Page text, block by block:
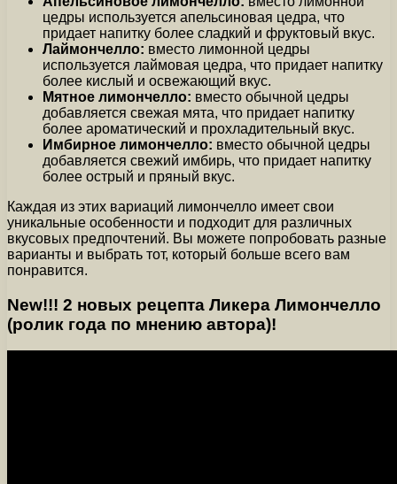
цедры используется апельсиновая цедра, что
придает напитку более сладкий и фруктовый вкус.
Лаймончелло: вместо лимонной цедры
используется лаймовая цедра, что придает напитку
более кислый и освежающий вкус.
Мятное лимончелло: вместо обычной цедры
добавляется свежая мята, что придает напитку
более ароматический и прохладительный вкус.
Имбирное лимончелло: вместо обычной цедры
добавляется свежий имбирь, что придает напитку
более острый и пряный вкус.
Каждая из этих вариаций лимончелло имеет свои
уникальные особенности и подходит для различных
вкусовых предпочтений. Вы можете попробовать разные
варианты и выбрать тот, который больше всего вам
понравится.
New!!! 2 новых рецепта Ликера Лимончелло
(ролик года по мнению автора)!